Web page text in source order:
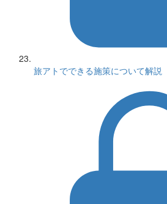
旅アトでできる施策について解説